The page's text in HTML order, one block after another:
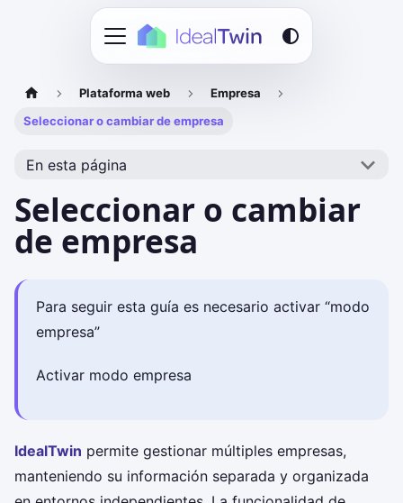
Plataforma web
Empresa
Seleccionar o cambiar de empresa
En esta página
Seleccionar o cambiar
de empresa
Para seguir esta guía es necesario activar “modo
empresa”
Activar modo empresa
IdealTwin permite gestionar múltiples empresas,
manteniendo su información separada y organizada